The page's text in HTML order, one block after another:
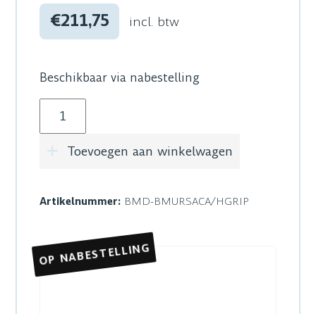
€211,75 incl. btw
Beschikbaar via nabestelling
Blackmagic Design Camera URSA - Handgrip
Toevoegen aan winkelwagen
Artikelnummer: BMD-BMURSACA/HGRIP
OP NABESTELLING